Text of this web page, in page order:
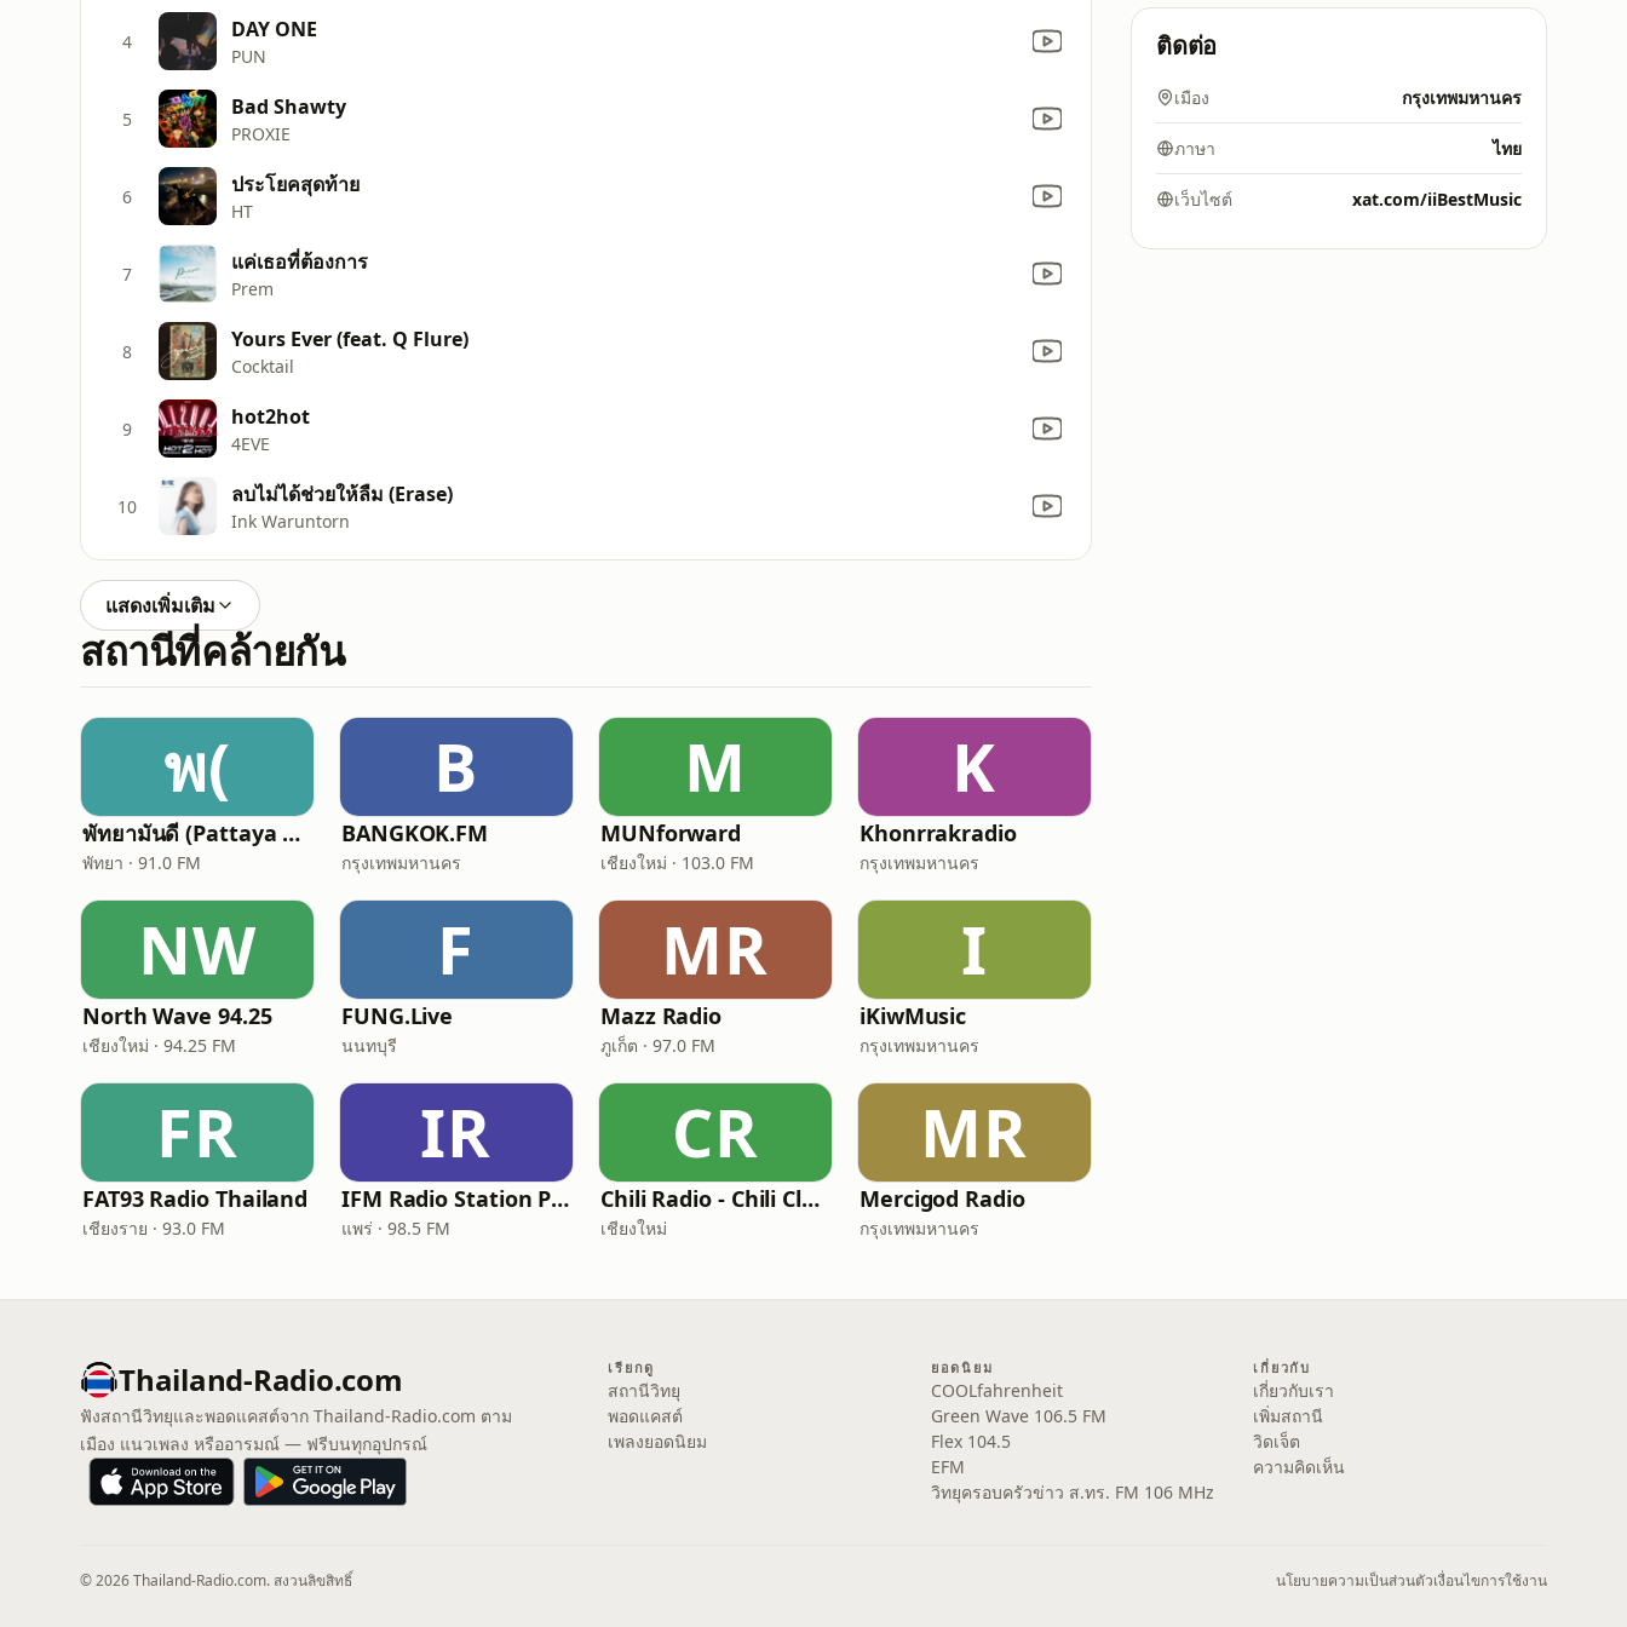
4 DAY ONE
PUN
5 Bad Shawty
PROXIE
6 ประโยคสุดท้าย
HT
7 แค่เธอที่ต้องการ
Prem
8 Yours Ever (feat. Q Flure)
Cocktail
9 hot2hot
4EVE
10 ลบไม่ได้ช่วยให้ลืม (Erase)
Ink Waruntorn
แสดงเพิ่มเติม
สถานีที่คล้ายกัน
พ(
พัทยามันดี (Pattaya Mundee)
พัทยา · 91.0 FM
B
BANGKOK.FM
กรุงเทพมหานคร
M
MUNforward
เชียงใหม่ · 103.0 FM
K
Khonrrakradio
กรุงเทพมหานคร
NW
North Wave 94.25
เชียงใหม่ · 94.25 FM
F
FUNG.Live
นนทบุรี
MR
Mazz Radio
ภูเก็ต · 97.0 FM
I
iKiwMusic
กรุงเทพมหานคร
FR
FAT93 Radio Thailand
เชียงราย · 93.0 FM
IR
IFM Radio Station Phrae
แพร่ · 98.5 FM
CR
Chili Radio - Chili Classics
เชียงใหม่
MR
Mercigod Radio
กรุงเทพมหานคร
ติดต่อ
เมือง กรุงเทพมหานคร
ภาษา ไทย
เว็บไซต์ xat.com/iiBestMusic
Thailand-Radio.com
ฟังสถานีวิทยุและพอดแคสต์จาก Thailand-Radio.com ตาม
เมือง แนวเพลง หรืออารมณ์ — ฟรีบนทุกอุปกรณ์
เรียกดู
สถานีวิทยุ
พอดแคสต์
เพลงยอดนิยม
ยอดนิยม
COOLfahrenheit
Green Wave 106.5 FM
Flex 104.5
EFM
วิทยุครอบครัวข่าว ส.ทร. FM 106 MHz
เกี่ยวกับ
เกี่ยวกับเรา
เพิ่มสถานี
วิดเจ็ต
ความคิดเห็น
© 2026 Thailand-Radio.com. สงวนลิขสิทธิ์ นโยบายความเป็นส่วนตัวเงื่อนไขการใช้งาน